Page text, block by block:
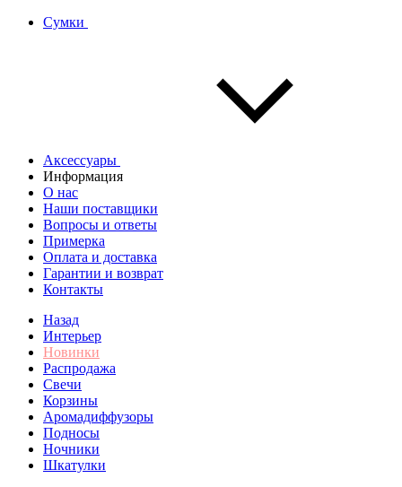
Сумки
Аксессуары
Информация
О нас
Наши поставщики
Вопросы и ответы
Примерка
Оплата и доставка
Гарантии и возврат
Контакты
Назад
Интерьер
Новинки
Распродажа
Свечи
Корзины
Аромадиффузоры
Подносы
Ночники
Шкатулки